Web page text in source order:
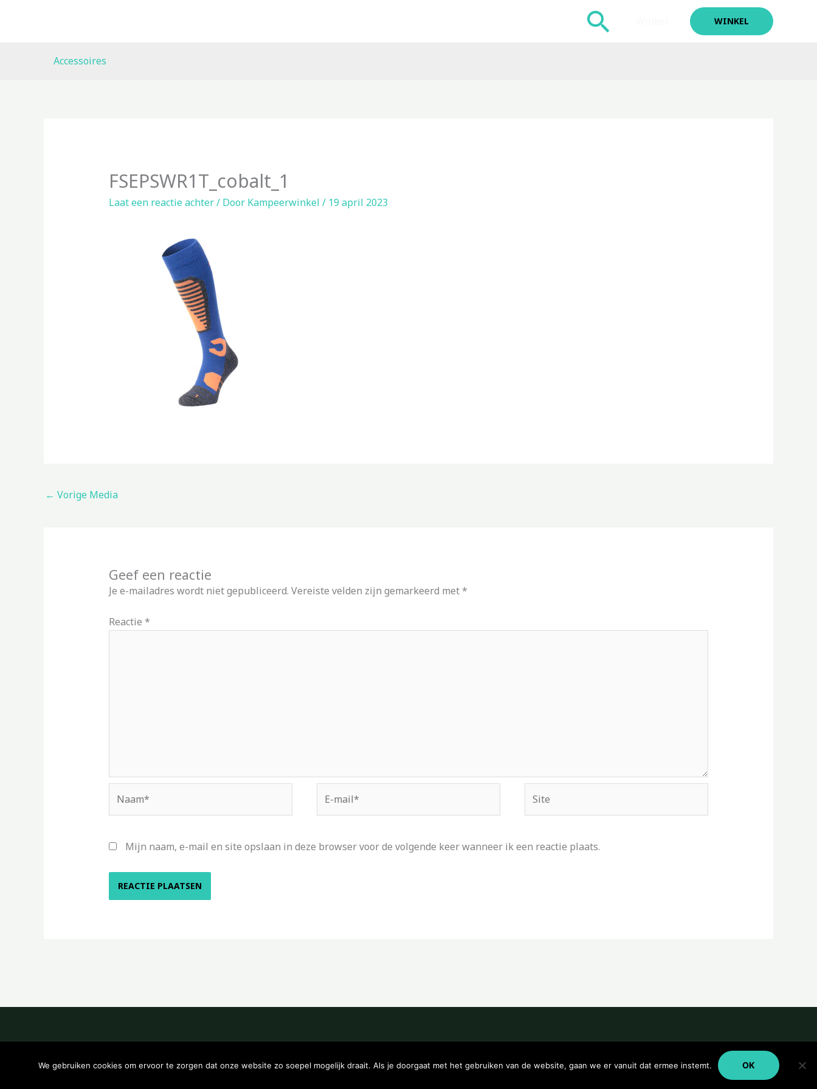
Zoeken WINKEL
Accessoires
FSEPSWR1T_cobalt_1
Laat een reactie achter/ Door Kampeerwinkel / 19 april 2023
← Vorige Media
Geef een reactie
Je e-mailadres wordt niet gepubliceerd. Vereiste velden zijn gemarkeerd met*
Reactie *
mail*
Mijn naam, e-mail en site opslaan in deze browser voor de volgende keer wanneer ik een reactie plaats.
We gebruiken cookies om ervoor te zorgen dat onze website zo soepel mogelijk draait. Als je doorgaat met het gebruiken van de website, gaan we er vanuit dat ermee instemt. OK